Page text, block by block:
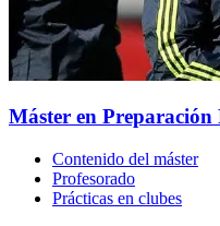
Máster en Preparación
Contenido del máster
Profesorado
Prácticas en clubes